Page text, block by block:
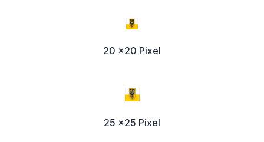
20 x20 Pixel
25 x25 Pixel